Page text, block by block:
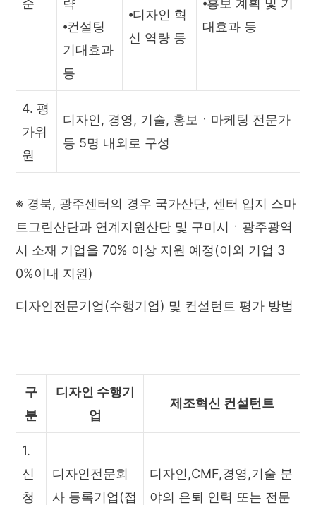
⦁컨설팅
기대효과
등
⦁디자인 혁
신 역량 등
대효과 등
4. 평
가위
원
디자인, 경영, 기술, 홍보ㆍ마케팅 전문가
등 5명 내외로 구성
※ 경북, 광주센터의 경우 국가산단, 센터 입지 스마
트그린산단과 연계지원산단 및 구미시ㆍ광주광역
시 소재 기업을 70% 이상 지원 예정(이외 기업 3
0%이내 지원)
디자인전문기업(수행기업) 및 컨설턴트 평가 방법
구
분
디자인 수행기
업
제조혁신 컨설턴트
1.
신
청
디자인전문회
사 등록기업(접
디자인,CMF,경영,기술 분
야의 은퇴 인력 또는 전문